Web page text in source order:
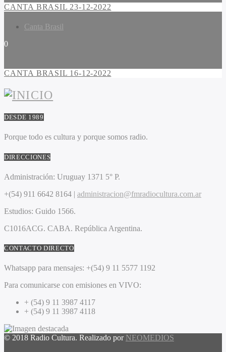
CANTA BRASIL 23-12-2022
Canta Brasil
0
CANTA BRASIL 16-12-2022
DESDE 1989
Porque todo es cultura y porque somos radio.
DIRECCIONES
Administración: Uruguay 1371 5° P.
+(54) 911 6642 8164 | administracion@fmradiocultura.com.ar
Estudios: Guido 1566.
C1016ACG. CABA. República Argentina.
CONTACTO DIRECTO
Whatsapp para mensajes: +(54) 9 11 5577 1192
Para comunicarse con emisiones en VIVO:
+ (54) 9 11 3987 4117
+ (54) 9 11 3987 4118
© 2018 Radio Cultura. Realizado por NEOMEDIOS